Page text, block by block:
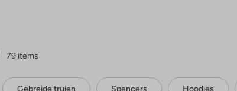
79 items
Gebreide truien Spencers Hoodies